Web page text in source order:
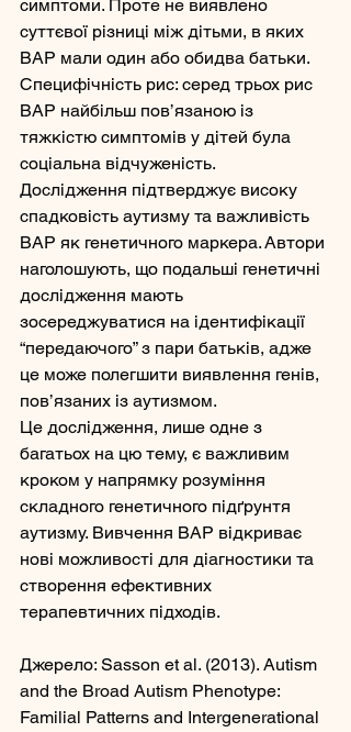
симптоми. Проте не виявлено
суттєвої різниці між дітьми, в яких
BAP мали один або обидва батьки.
Специфічність рис: серед трьох рис
BAP найбільш пов’язаною із
тяжкістю симптомів у дітей була
соціальна відчуженість.
Дослідження підтверджує високу
спадковість аутизму та важливість
BAP як генетичного маркера. Автори
наголошують, що подальші генетичні
дослідження мають
зосереджуватися на ідентифікації
“передаючого” з пари батьків, адже
це може полегшити виявлення генів,
пов’язаних із аутизмом.
Це дослідження, лише одне з
багатьох на цю тему, є важливим
кроком у напрямку розуміння
складного генетичного підґрунтя
аутизму. Вивчення BAP відкриває
нові можливості для діагностики та
створення ефективних
терапевтичних підходів.
Джерело: Sasson et al. (2013). Autism
and the Broad Autism Phenotype:
Familial Patterns and Intergenerational